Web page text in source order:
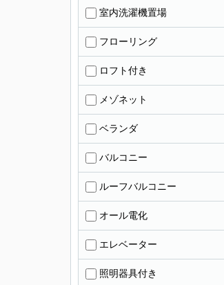
室内洗濯機置場
フローリング
ロフト付き
メゾネット
ベランダ
バルコニー
ルーフバルコニー
オール電化
エレベーター
照明器具付き